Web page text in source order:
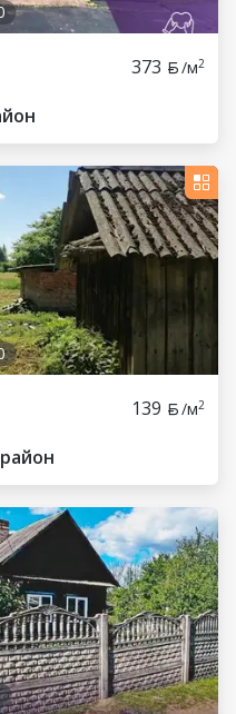
373 /м2
139 /м2